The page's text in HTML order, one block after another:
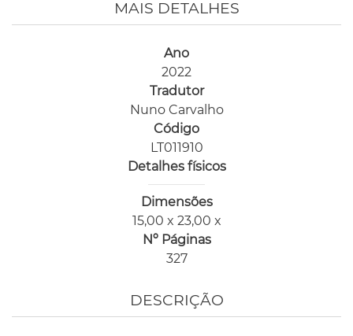
MAIS DETALHES
Ano
2022
Tradutor
Nuno Carvalho
Código
LT011910
Detalhes físicos
Dimensões
15,00 x 23,00 x
Nº Páginas
327
DESCRIÇÃO